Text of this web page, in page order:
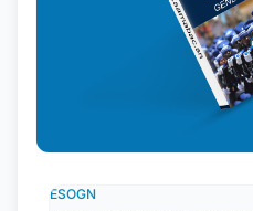
ESOGN